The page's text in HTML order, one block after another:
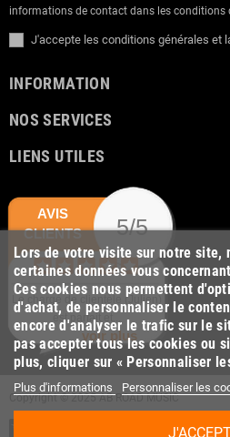
informations de contact dans les conditions
J'accepte les conditions générales et
INFORMATION
NOS SERVICES
LIENS UTILES
Lors de votre visite sur notre site,
certaines données vous
Ces cookies nous permettent
d'achat, de personnaliser le
encore d'analyser le trafic sur le
pas accepter tous les cookies ou
plus, cliquer sur « Personnaliser
Plus d'informations Personnaliser les
AVIS
CLIENTS
5/5
Le chargé de clientèle (Julien)
est parfait et...
voir plus
Copyright © 2025 AB ROAD MUSIC